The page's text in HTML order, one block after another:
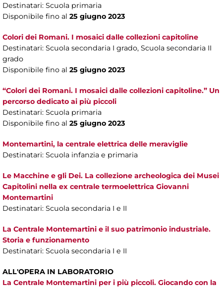
Destinatari: Scuola primaria
Disponibile fino al 25 giugno 2023
Colori dei Romani. I mosaici dalle collezioni capitoline
Destinatari: Scuola secondaria I grado, Scuola secondaria II
grado
Disponibile fino al 25 giugno 2023
“Colori dei Romani. I mosaici dalle collezioni capitoline.” Un
percorso dedicato ai più piccoli
Destinatari: Scuola primaria
Disponibile fino al 25 giugno 2023
Montemartini, la centrale elettrica delle meraviglie
Destinatari: Scuola infanzia e primaria
Le Macchine e gli Dei. La collezione archeologica dei Musei
Capitolini nella ex centrale termoelettrica Giovanni
Montemartini
Destinatari: Scuola secondaria I e II
La Centrale Montemartini e il suo patrimonio industriale.
Storia e funzionamento
Destinatari: Scuola secondaria I e II
ALL'OPERA IN LABORATORIO
La Centrale Montemartini per i più piccoli. Giocando con la